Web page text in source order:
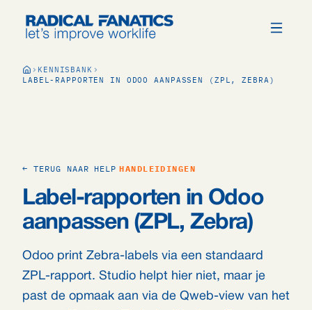
KENNISBANK
LABEL-RAPPORTEN IN ODOO AANPASSEN (ZPL, ZEBRA)
← TERUG NAAR HELP HANDLEIDINGEN
Label-rapporten in Odoo
aanpassen (ZPL, Zebra)
Odoo print Zebra-labels via een standaard
ZPL-rapport. Studio helpt hier niet, maar je
past de opmaak aan via de Qweb-view van het